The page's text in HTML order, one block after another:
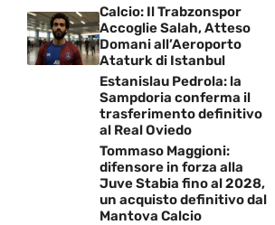
Calcio: Il Trabzonspor
Accoglie Salah, Atteso
Domani all’Aeroporto
Ataturk di Istanbul
Estanislau Pedrola: la
Sampdoria conferma il
trasferimento definitivo
al Real Oviedo
Tommaso Maggioni:
difensore in forza alla
Juve Stabia fino al 2028,
un acquisto definitivo dal
Mantova Calcio